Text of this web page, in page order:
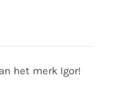
het merk Igor!